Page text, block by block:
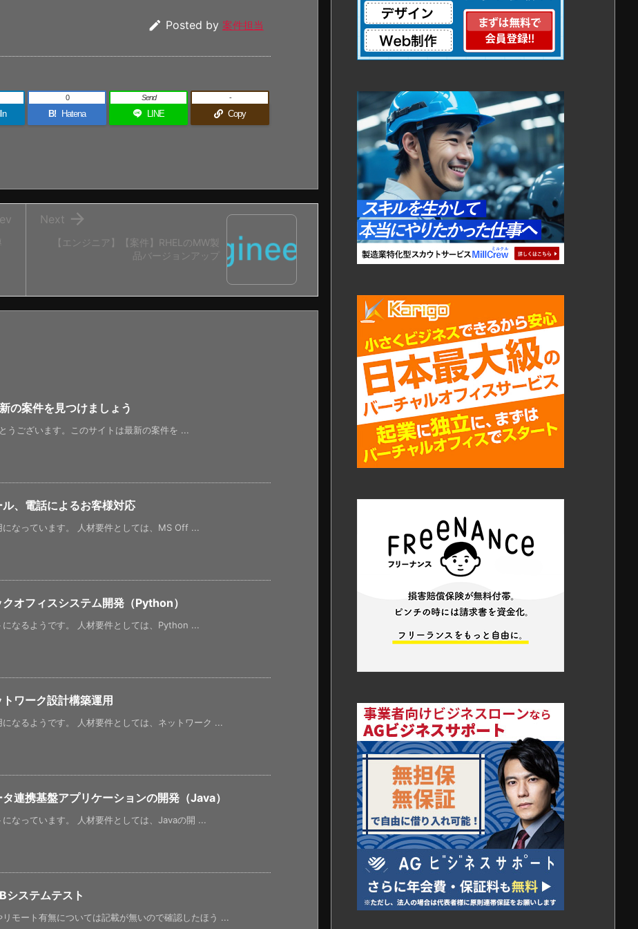
 Posted by 案件担当
B! Hatena
0
LINE
Send
Copy
-
【エンジニア】【案件】RHELのMW製
品バージョンアップ

Next
の案件を見つけましょう
ございます。このサイトは最新の案件を ...
ル、電話によるお客様対応
なっています。 人材要件としては、MS Off ...
オフィスシステム開発（Python）
なるようです。 人材要件としては、Python ...
ワーク設計構築運用
なるようです。 人材要件としては、ネットワーク ...
連携基盤アプリケーションの開発（Java）
なっています。 人材要件としては、Javaの開 ...
システムテスト
モート有無については記載が無いので確認したほう ...